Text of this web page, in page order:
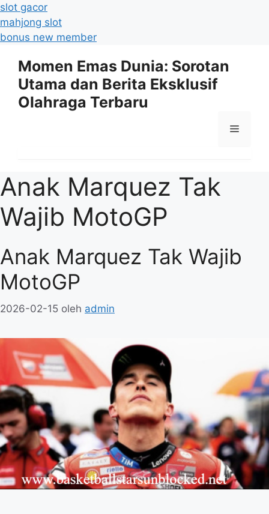
slot gacor
mahjong slot
bonus new member
Momen Emas Dunia: Sorotan
Utama dan Berita Eksklusif
Olahraga Terbaru
Menu
Anak Marquez Tak
Wajib MotoGP
Anak Marquez Tak Wajib
MotoGP
2026-02-15 oleh admin